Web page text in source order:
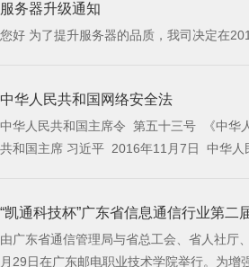
服务器升级通知
中华人民共和国网络安全法
中华人民共和国主席令 第五十三号 《中华人民共和国网络安全法》已由中华人民共和国第十二届全国人民代表大会常务委员会第二十四次会议于2016年11月7日通过，现予公布，自2017年6月1日起施行。 中华人民
“凯通科技杯”广东省信息通信行业第
由广东省通信管理局与省总工会、省人社厅
月29日在广东邮电职业技术学院举行。为增强公众网络